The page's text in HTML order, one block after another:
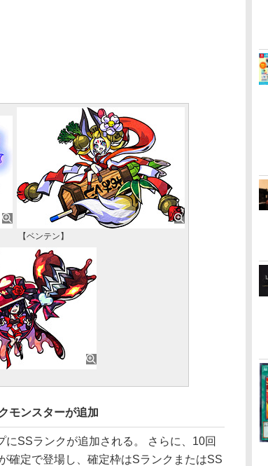
【ベンテン】
モンスターが追加
SSランクが追加される。 さらに、10回
確定で登場し、確定枠はSランクまたはSS